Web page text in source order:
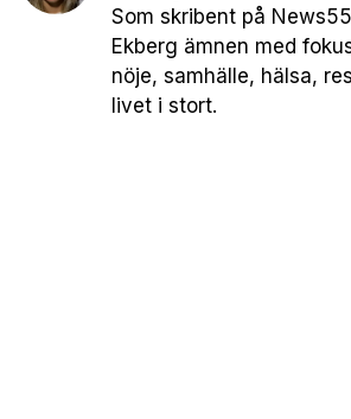
Som skribent på
Ekberg ämnen med
nöje, samhälle, hälsa,
livet i stort.